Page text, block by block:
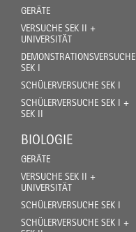
GERÄTE
VERSUCHE SEK II +
UNIVERSITÄT
DEMONSTRATIONSVERSUCHE
SEK I
SCHÜLERVERSUCHE SEK I
SCHÜLERVERSUCHE SEK I +
SEK II
BIOLOGIE
GERÄTE
VERSUCHE SEK II +
UNIVERSITÄT
SCHÜLERVERSUCHE SEK I
SCHÜLERVERSUCHE SEK I +